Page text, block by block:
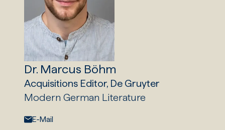
Dr. Marcus Böhm
Acquisitions Editor, De Gruyter
Modern German Literature
E-Mail:
E-Mail